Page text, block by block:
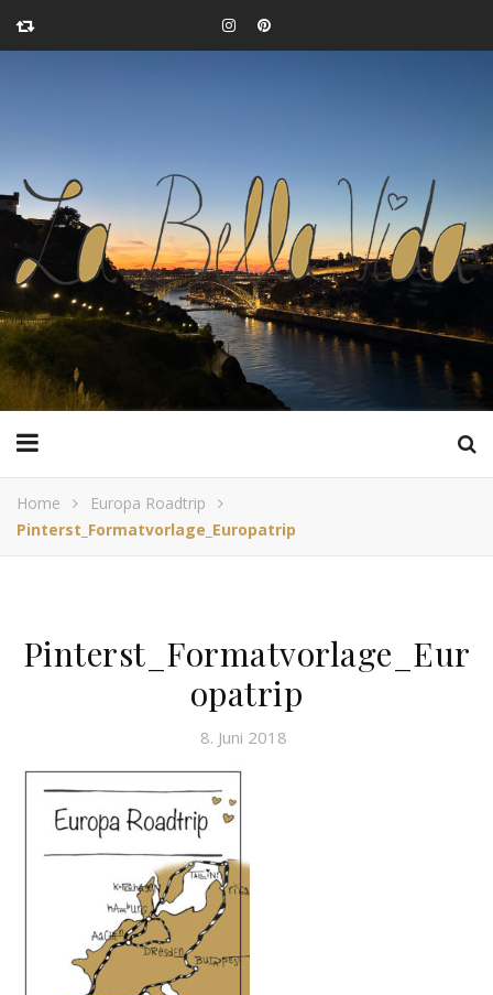
Home
Europa Roadtrip
Pinterst_Formatvorlage_Europatrip
Pinterst_Formatvorlage_Eur
opatrip
8. Juni 2018